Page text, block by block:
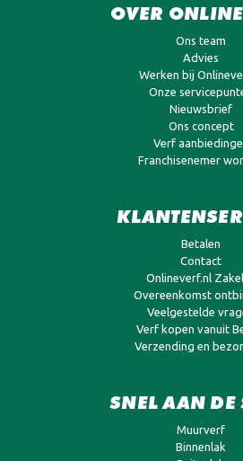
OVER
Ons team
Advies
Werken bij
Onze
Nieuwsbrief
Ons concept
Verf
Franchisenemer
Betalen
Contact
Onlineverf.nl
Overeenkomst
Veelgestelde
Verf kopen vanuit
Verzending en
SNEL AAN DE
Muurverf
Binnenlak